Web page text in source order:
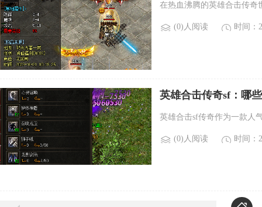
在热血沸腾的英雄合击传奇
(0)人阅读 时间：
英雄合击传奇sf：哪
英雄合击sf传奇作为一款人
(0)人阅读 时间：